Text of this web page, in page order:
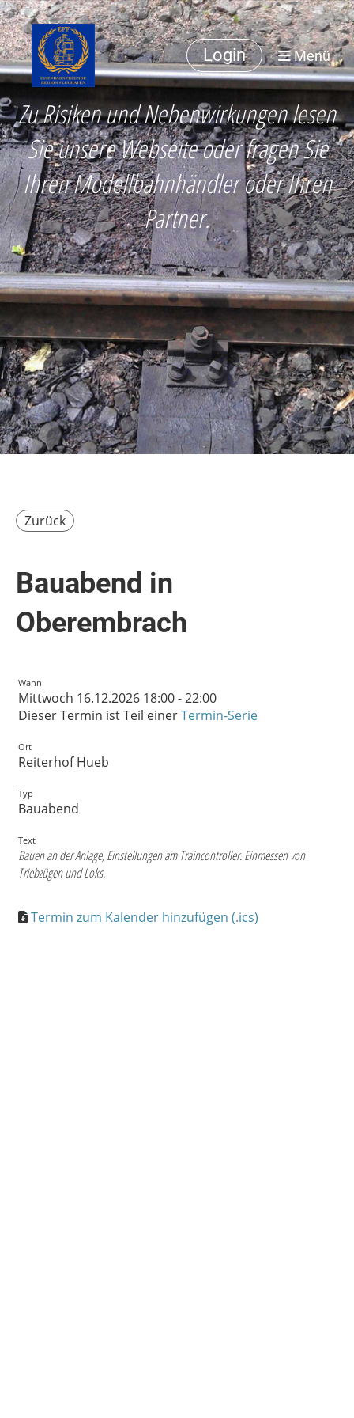
Login Menü
Zu Risiken und Nebenwirkungen lesen
Sie unsere Webseite oder fragen Sie
Ihren Modellbahnhändler oder Ihren
Partner.
Zurück
Bauabend in
Oberembrach
Wann
Mittwoch 16.12.2026 18:00 - 22:00
Dieser Termin ist Teil einerTermin-Serie
Ort
Reiterhof Hueb
Typ
Bauabend
Text
Bauen an der Anlage, Einstellungen am Traincontroller. Einmessen von
Triebzügen und Loks.
Termin zum Kalender hinzufügen (.ics)